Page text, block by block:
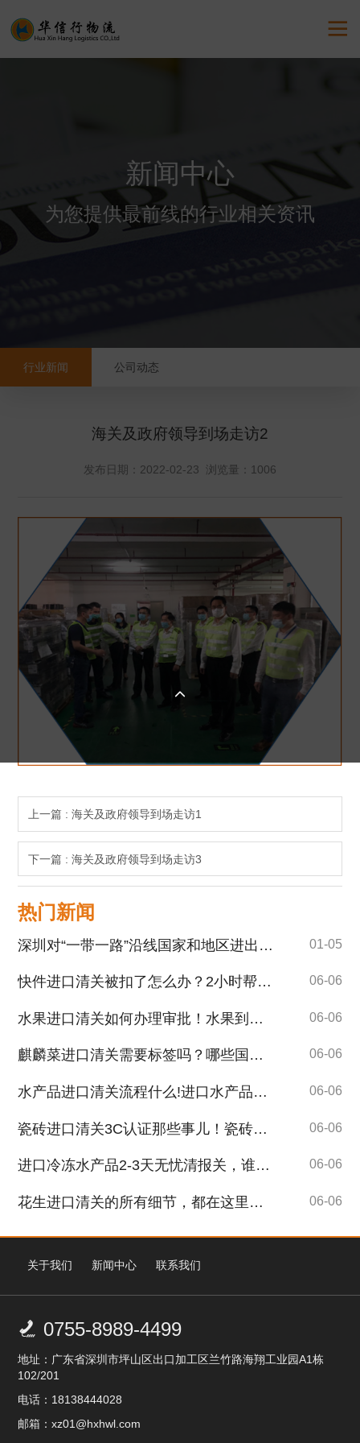


新闻中心
为您提供最前线的行业相关资讯
行业新闻 公司动态
海关及政府领导到场走访2
发布日期：2022-02-23 浏览量： 1006
上一篇 : 海关及政府领导到场走访1
下一篇 : 海关及政府领导到场走访3
热门新闻
深圳对“一带一路”沿线国家和地区进出口保持良好发展态势 01-05
快件进口清关被扣了怎么办？2小时帮您快速解清关！ 06-06
水果进口清关如何办理审批！水果到港前需要提供哪些清关单证！ 06-06
麒麟菜进口清关需要标签吗？哪些国家的麒麟菜可以进口！ 06-06
水产品进口清关流程什么!进口水产品需要办理审批吗? 06-06
瓷砖进口清关3C认证那些事儿！瓷砖进口报关经验丰富、专业团队！ 06-06
进口冷冻水产品2-3天无忧清报关，谁人不心动？ 06-06
花生进口清关的所有细节，都在这里了，拿走不谢！ 06-06
关于我们 新闻中心 联系我们
 0755-8989-4499
地址：广东省深圳市坪山区出口加工区兰竹路海翔工业园A1栋
102/201
电话：18138444028
邮箱：xz01@hxhwl.com